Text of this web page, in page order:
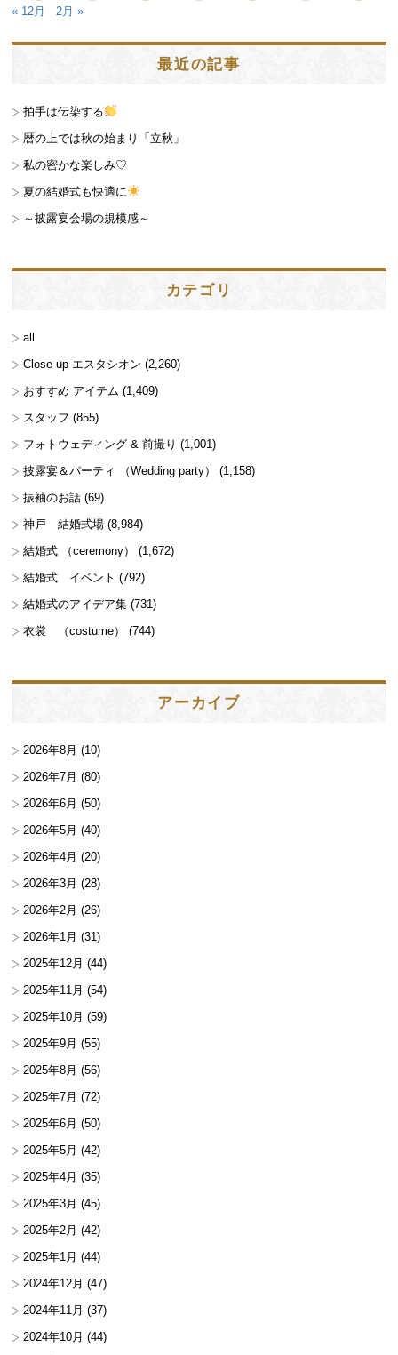
« 12月 2月 »
最近の記事
拍手は伝染する
暦の上では秋の始まり「立秋」
私の密かな楽しみ♡
夏の結婚式も快適に
～披露宴会場の規模感～
カテゴリ
all
Close up エスタシオン (2,260)
おすすめ アイテム (1,409)
スタッフ (855)
フォトウェディング & 前撮り (1,001)
披露宴＆パーティ （Wedding party）
(1,158)
振袖のお話 (69)
神戸 結婚式場 (8,984)
結婚式 （ceremony）
(1,672)
結婚式 イベント (792)
結婚式のアイデア集 (731)
衣裳 （costume）
(744)
アーカイブ
2026年8月 (10)
2026年7月 (80)
2026年6月 (50)
2026年5月 (40)
2026年4月 (20)
2026年3月 (28)
2026年2月 (26)
2026年1月 (31)
2025年12月 (44)
2025年11月 (54)
2025年10月 (59)
2025年9月 (55)
2025年8月 (56)
2025年7月 (72)
2025年6月 (50)
2025年5月 (42)
2025年4月 (35)
2025年3月 (45)
2025年2月 (42)
2025年1月 (44)
2024年12月 (47)
2024年11月 (37)
2024年10月 (44)